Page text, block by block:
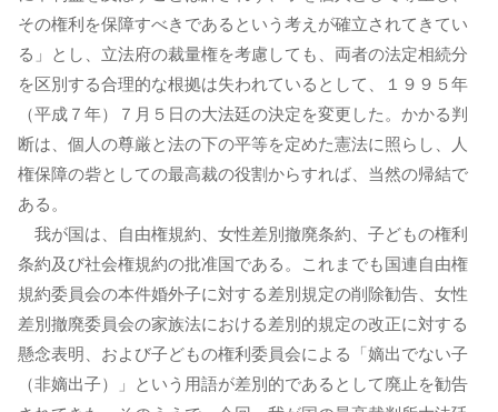
その権利を保障すべきであるという考えが確立されてきてい
る」とし、立法府の裁量権を考慮しても、両者の法定相続分
を区別する合理的な根拠は失われているとして、１９９５年
（平成７年）７月５日の大法廷の決定を変更した。かかる判
断は、個人の尊厳と法の下の平等を定めた憲法に照らし、人
権保障の砦としての最高裁の役割からすれば、当然の帰結で
ある。
我が国は、自由権規約、女性差別撤廃条約、子どもの権利
条約及び社会権規約の批准国である。これまでも国連自由権
規約委員会の本件婚外子に対する差別規定の削除勧告、女性
差別撤廃委員会の家族法における差別的規定の改正に対する
懸念表明、および子どもの権利委員会による「嫡出でない子
（非嫡出子）」という用語が差別的であるとして廃止を勧告